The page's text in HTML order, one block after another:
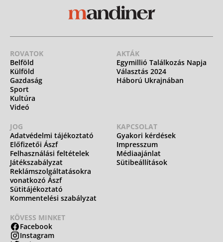
ROVATOK
Belföld
Külföld
Gazdaság
Sport
Kultúra
Videó
AKTÁK
Egymillió Találkozás Napja
Választás 2024
Háború Ukrajnában
JOG
Adatvédelmi tájékoztató
Előfizetői Ászf
Felhasználási feltételek
Játékszabályzat
Reklámszolgáltatásokra
vonatkozó Ászf
Sütitájékoztató
Kommentelési szabályzat
KAPCSOLAT
Gyakori kérdések
Impresszum
Médiaajánlat
Sütibeállítások
KÖVESS MINKET
Facebook
Instagram